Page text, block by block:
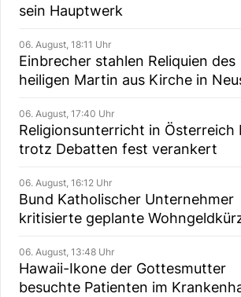
sein Hauptwerk
06. August, 18:11 Uhr
Einbrecher stahlen Reliquien des
heiligen Martin aus Kirche in
06. August, 17:40 Uhr
Religionsunterricht in Österreich
trotz Debatten fest verankert
06. August, 16:12 Uhr
Bund Katholischer Unternehmer
kritisierte geplante
06. August, 13:48 Uhr
Hawaii-Ikone der Gottesmutter
besuchte Patienten im